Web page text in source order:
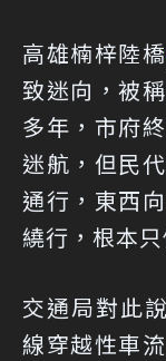
高雄楠梓陸橋
致迷向，被
多年，市府
迷航，但民
通行，東西
繞行，根本只
交通局對此
線穿越性車